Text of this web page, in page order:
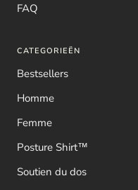
FAQ
CATEGORIEËN
Bestsellers
Homme
Femme
Posture Shirt™
Soutien du dos